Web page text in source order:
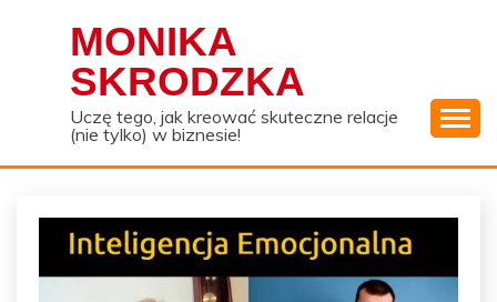
MONIKA
SKRODZKA
Uczę tego, jak kreować skuteczne relacje
(nie tylko) w biznesie!